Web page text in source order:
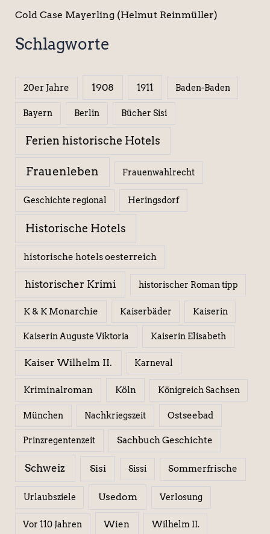
Cold Case Mayerling (Helmut Reinmüller)
Schlagworte
20er Jahre 1908 1911 Baden-Baden
Bayern Berlin Bücher Sisi
Ferien historische Hotels
Frauenleben Frauenwahlrecht
Geschichte regional Heringsdorf
Historische Hotels
historische hotels oesterreich
historischer Krimi historischer Roman tipp
K & K Monarchie Kaiserbäder Kaiserin
Kaiserin Auguste Viktoria Kaiserin Elisabeth
Kaiser Wilhelm II. Karneval
Kriminalroman Köln Königreich Sachsen
München Nachkriegszeit Ostseebad
Prinzregentenzeit Sachbuch Geschichte
Schweiz Sisi Sissi Sommerfrische
Urlaubsziele Usedom Verlosung
Vor 110 Jahren Wien Wilhelm II.